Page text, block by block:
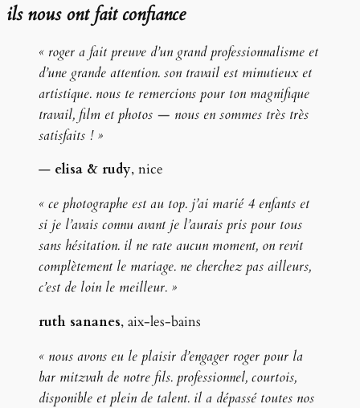
ils nous ont fait confiance
« roger a fait preuve d’un grand professionnalisme et
d’une grande attention. son travail est minutieux et
artistique. nous te remercions pour ton magnifique
travail, film et photos — nous en sommes très très
satisfaits ! »
— elisa & rudy, nice
« ce photographe est au top. j’ai marié 4 enfants et
si je l’avais connu avant je l’aurais pris pour tous
sans hésitation. il ne rate aucun moment, on revit
complètement le mariage. ne cherchez pas ailleurs,
c’est de loin le meilleur. »
ruth sananes, aix-les-bains
« nous avons eu le plaisir d’engager roger pour la
bar mitzvah de notre fils. professionnel, courtois,
disponible et plein de talent. il a dépassé toutes nos